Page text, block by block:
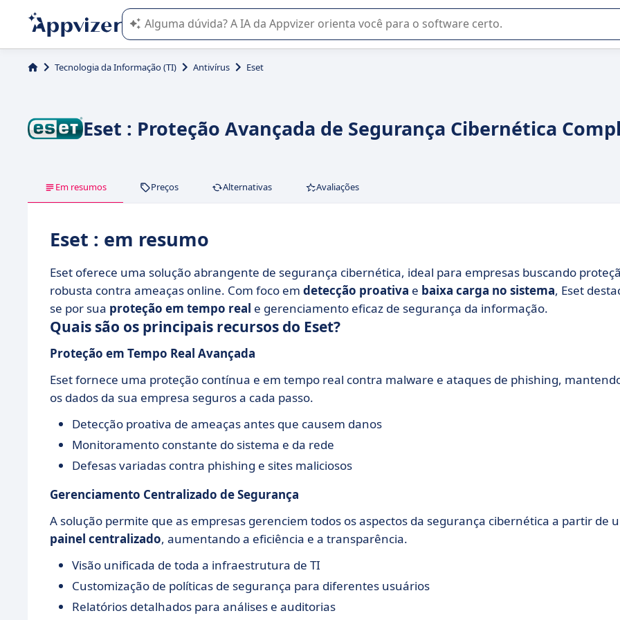
A IA do Appvizer o orienta no uso ou na seleção de software SaaS para sua empresa.
Tecnologia da Informação (TI) Antivírus Eset
Eset : Proteção Avançada de Segurança Cibernética
Em resumos Preços Alternativas Avaliações
Eset : em resumo
Eset oferece uma solução abrangente de segurança cibernética, ideal para empresas buscando
robusta contra ameaças online. Com foco em detecção proativa e baixa carga no sistema, Eset
se por sua proteção em tempo real e gerenciamento eficaz de segurança da informação.
Quais são os principais recursos do Eset?
Proteção em Tempo Real Avançada
Eset fornece uma proteção contínua e em tempo real contra malware e ataques de phishing,
os dados da sua empresa seguros a cada passo.
Detecção proativa de ameaças antes que causem danos
Monitoramento constante do sistema e da rede
Defesas variadas contra phishing e sites maliciosos
Gerenciamento Centralizado de Segurança
A solução permite que as empresas gerenciem todos os aspectos da segurança cibernética a partir de
painel centralizado, aumentando a eficiência e a transparência.
Visão unificada de toda a infraestrutura de TI
Customização de políticas de segurança para diferentes usuários
Relatórios detalhados para análises e auditorias